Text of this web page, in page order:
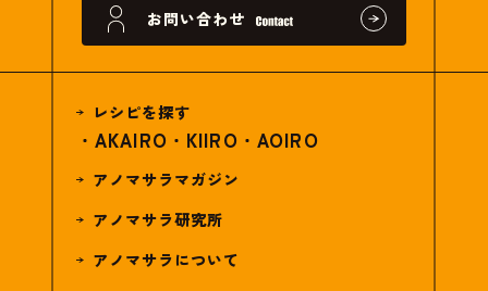
お問い合わせ
レシピを探す
AKAIRO KIIRO AOIRO
アノマサラマガジン
アノマサラ研究所
アノマサラについて